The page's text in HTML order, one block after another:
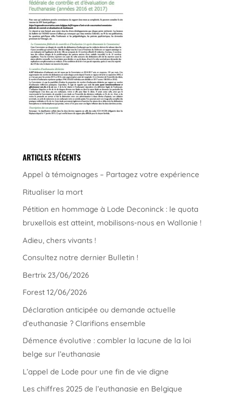
ARTICLES RÉCENTS
Appel à témoignages – Partagez votre expérience
Ritualiser la mort
Pétition en hommage à Lode Deconinck : le quota
bruxellois est atteint, mobilisons-nous en Wallonie !
Adieu, chers vivants !
Consultez notre dernier Bulletin !
Bertrix 23/06/2026
Forest 12/06/2026
Déclaration anticipée ou demande actuelle
d’euthanasie ? Clarifions ensemble
Démence évolutive : combler la lacune de la loi
belge sur l’euthanasie
L’appel de Lode pour une fin de vie digne
Les chiffres 2025 de l’euthanasie en Belgique